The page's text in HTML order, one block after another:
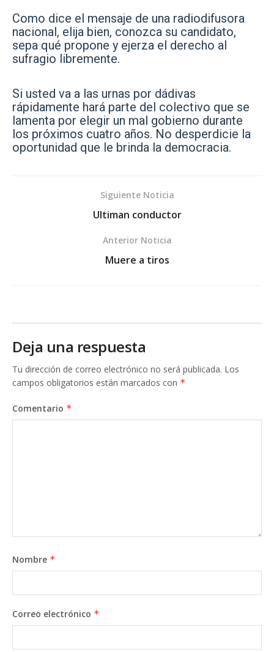
Como dice el mensaje de una radiodifusora
nacional, elija bien, conozca su candidato,
sepa qué propone y ejerza el derecho al
sufragio libremente.
Si usted va a las urnas por dádivas
rápidamente hará parte del colectivo que se
lamenta por elegir un mal gobierno durante
los próximos cuatro años. No desperdicie la
oportunidad que le brinda la democracia.
Siguiente Noticia
Ultiman conductor
Anterior Noticia
Muere a tiros
Deja una respuesta
Tu dirección de correo electrónico no será publicada. Los
campos obligatorios están marcados con *
Comentario *
Nombre *
Correo electrónico *